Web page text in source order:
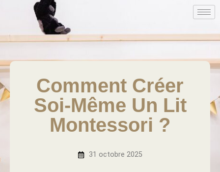
Comment Créer
Soi-Même Un Lit
Montessori ?
31 octobre 2025